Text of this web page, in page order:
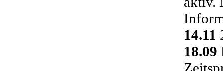
14.11
18.09